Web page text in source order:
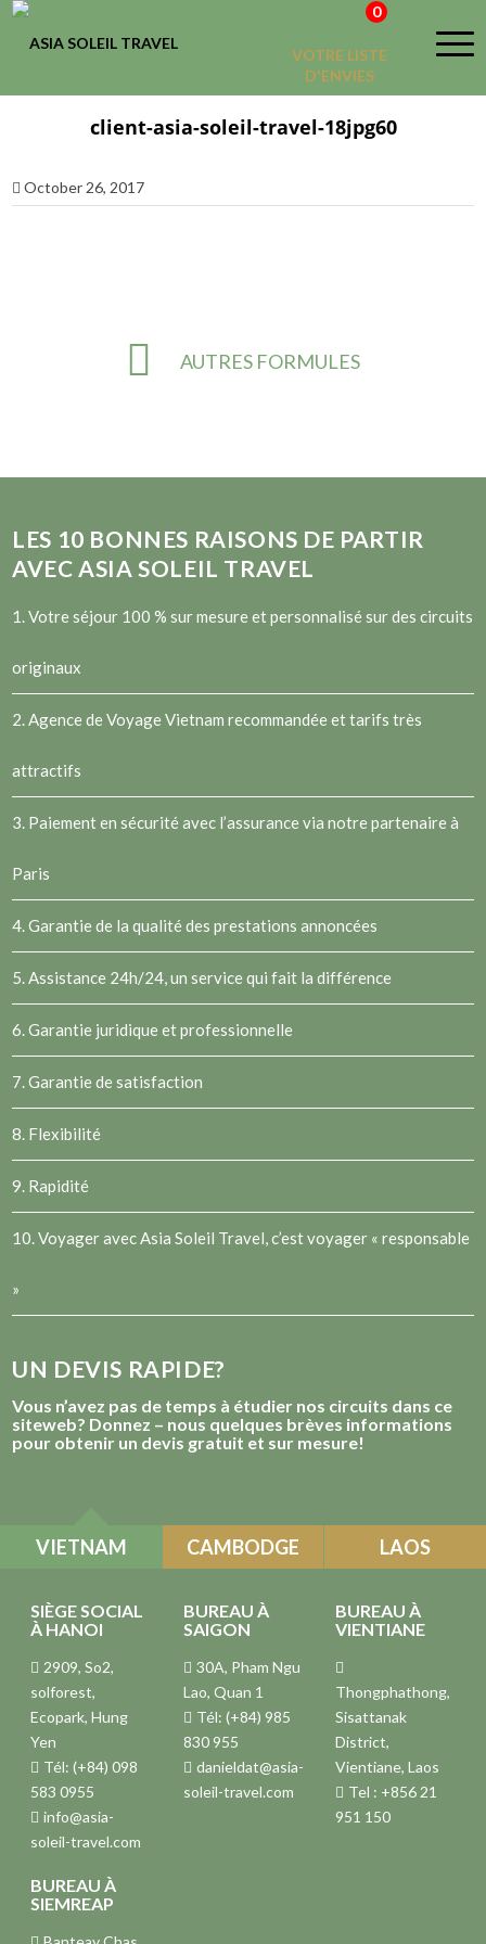
VOTRE LISTE
D'ENVIES
0
client-asia-soleil-travel-18jpg60
October 26, 2017
AUTRES FORMULES
LES 10 BONNES RAISONS DE PARTIR
AVEC ASIA SOLEIL TRAVEL
1. Votre séjour 100 % sur mesure et personnalisé sur des circuits
originaux
2.Agence de Voyage Vietnam recommandée et tarifs très
attractifs
3. Paiement en sécurité avec l’assurance via notre partenaire à
Paris
4. Garantie de la qualité des prestations annoncées
5. Assistance 24h/24, un service qui fait la différence
6. Garantie juridique et professionnelle
7. Garantie de satisfaction
8. Flexibilité
9. Rapidité
10. Voyager avec Asia Soleil Travel, c’est voyager « responsable
»
UN DEVIS RAPIDE?
Vous n’avez pas de temps à étudier nos circuits dans ce
siteweb? Donnez – nous quelques brèves informations
pour obtenir un devis gratuit et sur mesure!
VIETNAM CAMBODGE LAOS
SIÈGE SOCIAL
À HANOI
2909, So2,
solforest,
Ecopark, Hung
Yen
Tél: (+84) 098
583 0955
info@asia-
soleil-travel.com
BUREAU À
SAIGON
30A, Pham Ngu
Lao, Quan 1
Tél: (+84) 985
830 955
danieldat@asia-
soleil-travel.com
BUREAU À
VIENTIANE
Thongphathong,
Sisattanak
District,
Vientiane, Laos
Tel : +856 21
951 150
BUREAU À
SIEMREAP